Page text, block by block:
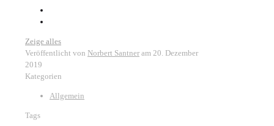
Zeige alles
Veröffentlicht von Norbert Santner am 20. Dezember
2019
Kategorien
Allgemein
Tags